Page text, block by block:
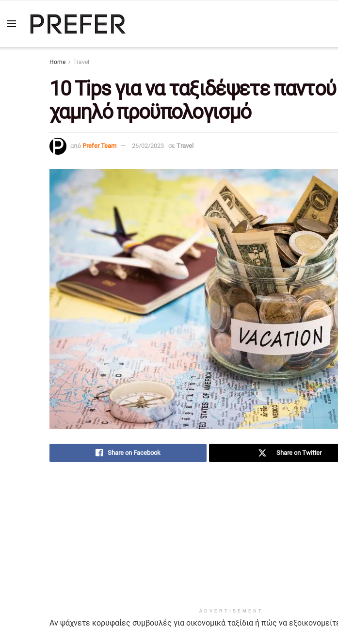
Home Travel
10 Tips για να ταξιδέψετε
χαμηλό προϋπολογισμό
από Prefer Team 26/02/2023 σε Travel
Share on Facebook Share on Twitter
ADVERTISEMENT
Αν ψάχνετε κορυφαίες συμβουλές για οικονομικά ταξίδια ή πώς να